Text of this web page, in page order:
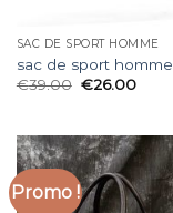
SAC DE SPORT HOMME
sac de sport homme
€39.00 €26.00
Promo !